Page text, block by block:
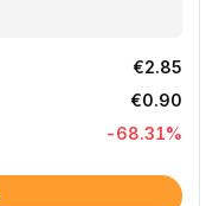
€2.85
€0.90
-68.31%